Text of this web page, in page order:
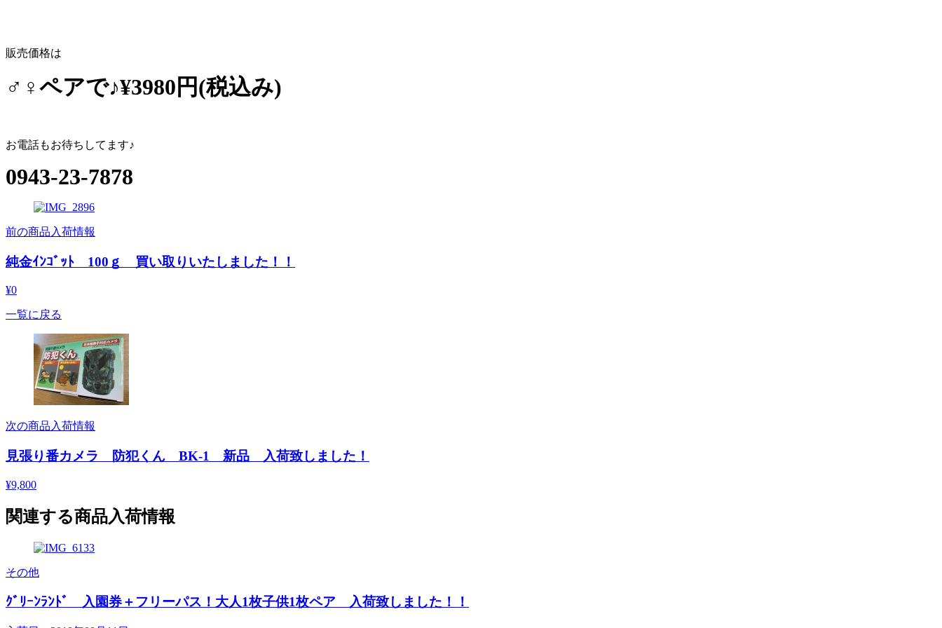
販売価格は
♂♀ペアで♪¥3980円(税込み)
お電話もお待ちしてます♪
0943-23-7878
前の商品入荷情報
純金ｲﾝｺﾞｯﾄ 100ｇ 買い取りいたしました！！
¥0
一覧に戻る
次の商品入荷情報
見張り番カメラ 防犯くん BK-1 新品 入荷致しました！
¥9,800
関連する商品入荷情報
その他
ｸﾞﾘｰﾝﾗﾝﾄﾞ 入園券＋フリーパス！大人1枚子供1枚ペア 入荷致しました！！